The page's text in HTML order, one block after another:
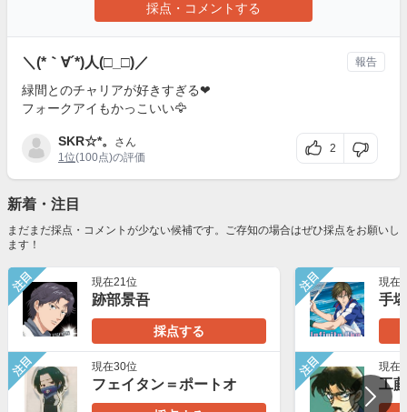
採点・コメントする
＼(*｀∀´*)人(□_□)／
緑間とのチャリアが好きすぎる❤
フォークアイもかっこいい🦅
SKR☆*。
さん
1位(100点)の評価
2
報告
新着・注目
まだまだ採点・コメントが少ない候補です。ご存知の場合はぜひ採点をお願いし
ます！
注目 現在21位
跡部景吾
採点する
注目 現在30位
フェイタン＝ポートオ
注目 現在
手
注目 現在
工